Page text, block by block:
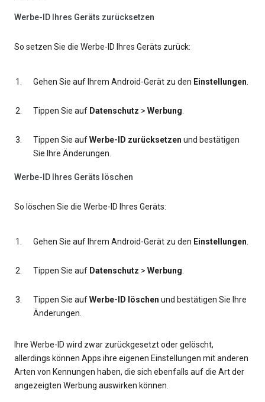
Werbe-ID Ihres Geräts zurücksetzen
So setzen Sie die Werbe-ID Ihres Geräts zurück:
Gehen Sie auf Ihrem Android-Gerät zu den Einstellungen.
Tippen Sie auf Datenschutz > Werbung.
Tippen Sie aufWerbe-ID zurücksetzen und bestätigen
Sie Ihre Änderungen.
Werbe-ID Ihres Geräts löschen
So löschen Sie die Werbe-ID Ihres Geräts:
Gehen Sie auf Ihrem Android-Gerät zu den Einstellungen.
Tippen Sie auf Datenschutz > Werbung.
Tippen Sie aufWerbe-ID löschen und bestätigen Sie Ihre
Änderungen.
Ihre Werbe-ID wird zwar zurückgesetzt oder gelöscht,
allerdings können Apps ihre eigenen Einstellungen mit anderen
Arten von Kennungen haben, die sich ebenfalls auf die Art der
angezeigten Werbung auswirken können.